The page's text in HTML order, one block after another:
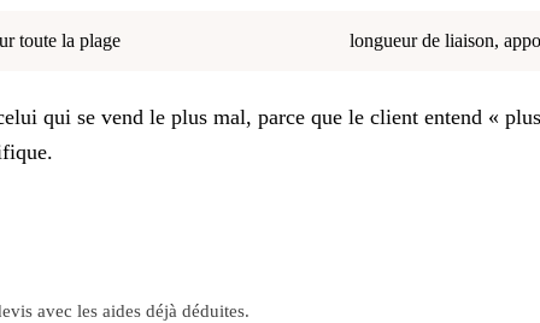
toute la plage longueur de liaison,
qui se vend le plus mal, parce que le client entend «
.
avec les aides déjà déduites.